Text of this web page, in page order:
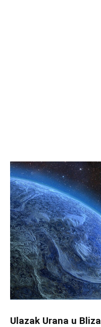
Ulazak Urana u